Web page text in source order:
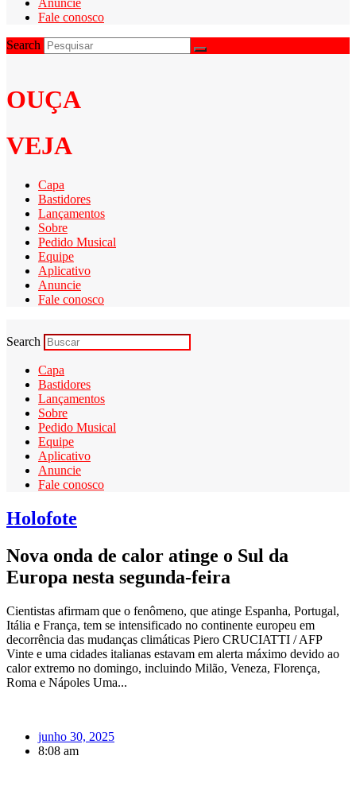
Fale conosco
Search
OUÇA
VEJA
Capa
Bastidores
Lançamentos
Sobre
Pedido Musical
Equipe
Aplicativo
Anuncie
Fale conosco
Search
Capa
Bastidores
Lançamentos
Sobre
Pedido Musical
Equipe
Aplicativo
Anuncie
Fale conosco
Holofote
Nova onda de calor atinge o Sul da
Europa nesta segunda-feira
Cientistas afirmam que o fenômeno, que atinge Espanha, Portugal,
Itália e França, tem se intensificado no continente europeu em
decorrência das mudanças climáticas Piero CRUCIATTI / AFP
Vinte e uma cidades italianas estavam em alerta máximo devido ao
calor extremo no domingo, incluindo Milão, Veneza, Florença,
Roma e Nápoles Uma...
junho 30, 2025
8:08 am